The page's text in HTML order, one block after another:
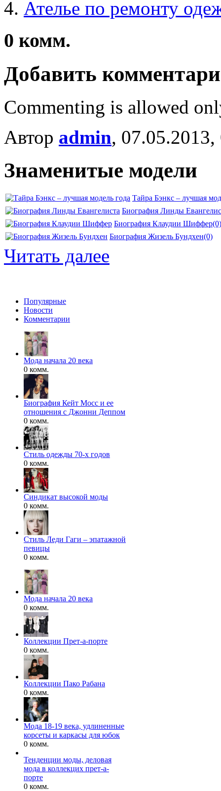
Ателье по ремонту
0 комм.
Добавить
Commenting is allowed
Автор admin,
Знаменитые модели
Тайра Бэнкс – лучшая
Биография Линды
Биография Клаудии Шиффер(0)
Биография Жизель Бундхен(0)
Читать далее
Популярные
Новости
Комментарии
Мода начала 20 века
0 комм.
Биография Кейт Мосс и ее
отношения с Джонни Деппом
0 комм.
Стиль одежды 70-х годов
0 комм.
Синдикат высокой моды
0 комм.
Стиль Леди Гаги – эпатажной
певицы
0 комм.
Мода начала 20 века
0 комм.
Коллекции Прет-а-порте
0 комм.
Коллекции Пако Рабана
0 комм.
Мода 18-19 века, удлиненные
корсеты и каркасы для юбок
0 комм.
Тенденции моды, деловая
мода в коллекцих прет-а-
порте
0 комм.